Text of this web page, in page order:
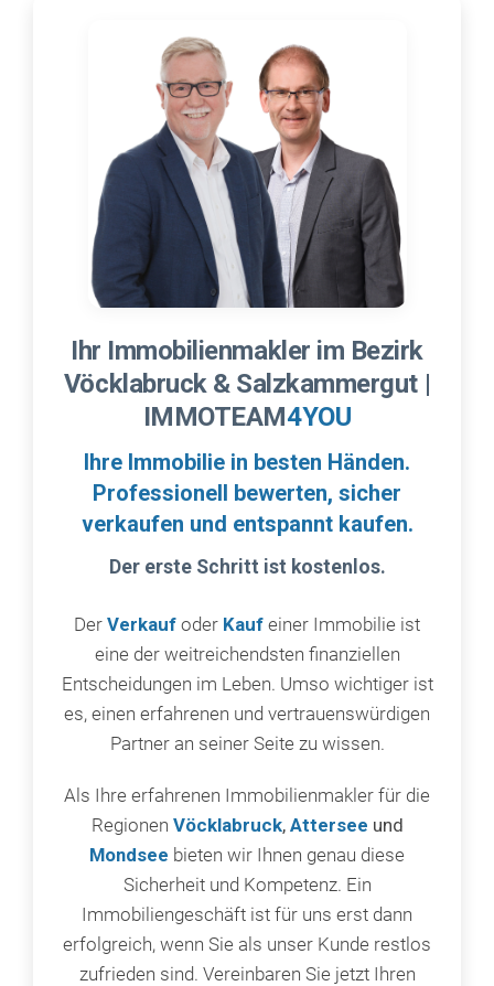
Ihr Immobilienmakler im Bezirk
Vöcklabruck & Salzkammergut |
IMMOTEAM4YOU
Ihre Immobilie in besten Händen.
Professionell bewerten, sicher
verkaufen und entspannt kaufen.
Der erste Schritt ist kostenlos.
Der Verkauf oder Kauf einer Immobilie ist
eine der weitreichendsten finanziellen
Entscheidungen im Leben. Umso wichtiger ist
es, einen erfahrenen und vertrauenswürdigen
Partner an seiner Seite zu wissen.
Als Ihre erfahrenen Immobilienmakler für die
Regionen Vöcklabruck, Attersee und
Mondsee bieten wir Ihnen genau diese
Sicherheit und Kompetenz. Ein
Immobiliengeschäft ist für uns erst dann
erfolgreich, wenn Sie als unser Kunde restlos
zufrieden sind. Vereinbaren Sie jetzt Ihren